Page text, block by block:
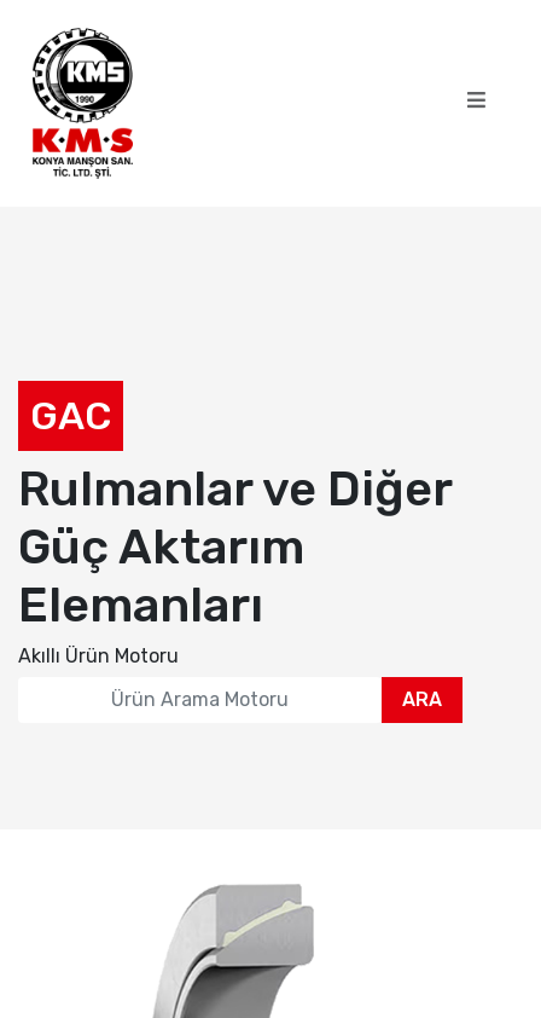
GAC
Rulmanlar ve Diğer
Güç Aktarım
Elemanları
Akıllı Ürün Motoru
ARA